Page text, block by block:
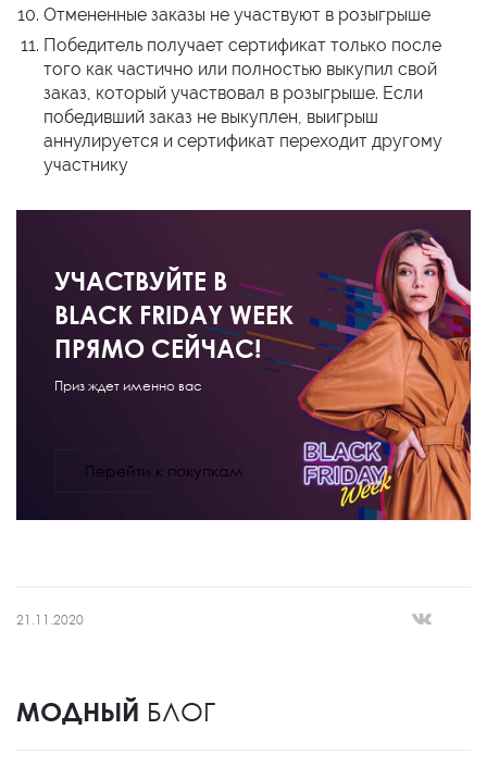
Отмененные заказы не участвуют в розыгрыше
Победитель получает сертификат только после
того как частично или полностью выкупил свой
заказ, который участвовал в розыгрыше. Если
победивший заказ не выкуплен, выигрыш
аннулируется и сертификат переходит другому
участнику
УЧАСТВУЙТЕ В
BLACK FRIDAY WEEK
ПРЯМО СЕЙЧАС!
Приз ждет именно вас
Перейти к покупкам
21.11.2020
МОДНЫЙ БЛОГ